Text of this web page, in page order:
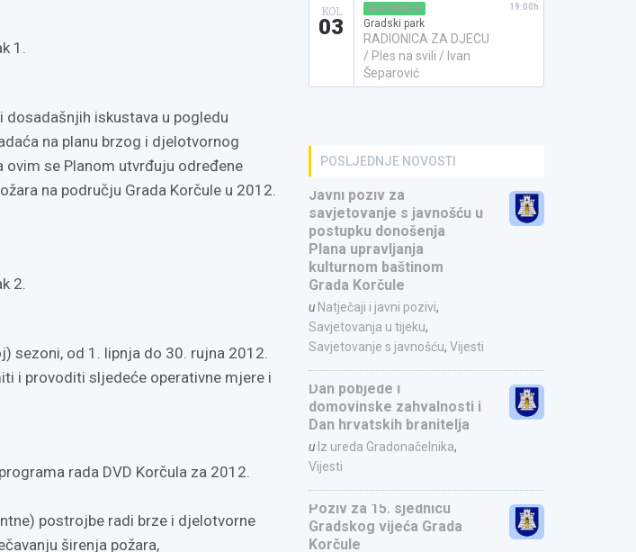
1.
iskustava u pogledu
na planu brzog i djelotvornog
se Planom utvrđuju određene
na području Grada Korčule u 2012.
2.
sezoni, od 1. lipnja do 30. rujna 2012.
i provoditi sljedeće operativne mjere i
rada DVD Korčula za 2012.
postrojbe radi brze i djelotvorne
širenja požara,
KOL
03
RADIONICA
Gradski park
RADIONICA ZA DJECU
/ Ples na svili / Ivan
Šeparović
19:00h
POSLJEDNJE NOVOSTI
Javni poziv za
savjetovanje s javnošću u
postupku donošenja
Plana upravljanja
kulturnom baštinom
Grada Korčule
u Natječaji i javni pozivi,
Savjetovanja u tijeku,
Savjetovanje s javnošću, Vijesti
Dan pobjede i
domovinske zahvalnosti i
Dan hrvatskih branitelja
u Iz ureda Gradonačelnika,
Vijesti
Poziv za 15. sjednicu
Gradskog vijeća Grada
Korčule